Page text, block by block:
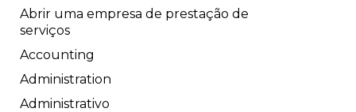
Abrir uma empresa de prestação de
serviços
Accounting
Administration
Administrativo